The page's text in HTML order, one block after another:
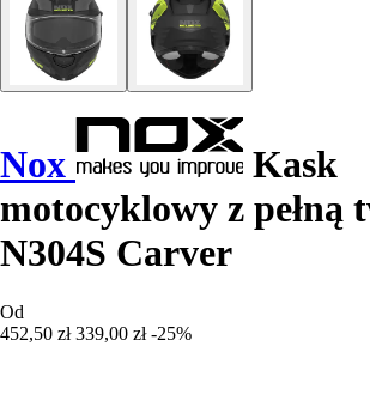
Nox
Kask
motocyklowy z pełną
N304S Carver
Od
452,50 zł 339,00 zł -25%